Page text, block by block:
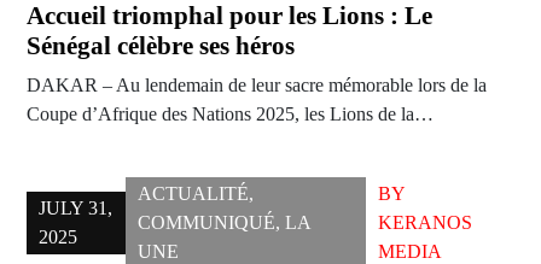
Accueil triomphal pour les Lions : Le
Sénégal célèbre ses héros
DAKAR – Au lendemain de leur sacre mémorable lors de la
Coupe d’Afrique des Nations 2025, les Lions de la…
JULY 31,
2025
ACTUALITÉ,
COMMUNIQUÉ, LA
UNE
BY
KERANOS
MEDIA